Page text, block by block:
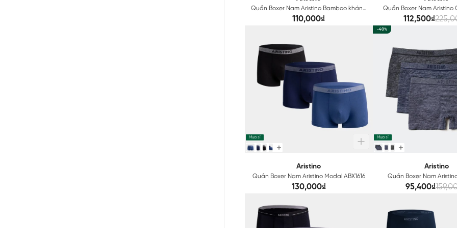
Quần Boxer Nam Aristino Bamboo kháng
khuẩn ABX1608
110,000₫
Quần Boxer Nam Aristino
Khuẩn ABX075
112,500₫
Mua sỉ
Aristino
Quần Boxer Nam Aristino Modal ABX1616
130,000₫
-40%
Mua sỉ
Aristino
Quần Boxer Nam
Seamless Technical
95,400₫